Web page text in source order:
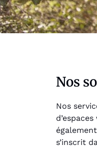
Nos
Nos
s’inscrit